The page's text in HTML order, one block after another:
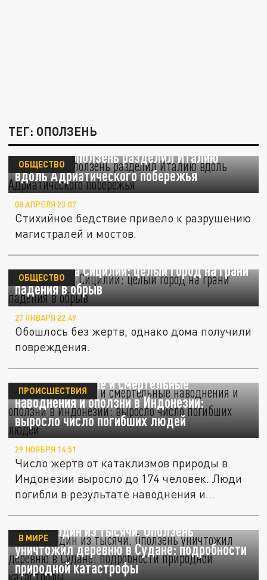
ТЕГ: ОПОЛЗЕНЬ
Огромный оползень разделил Италию
вдоль Адриатического побережья
ОБЩЕСТВО
08 АПРЕЛЯ 23:07
Стихийное бедствие привело к разрушению
магистралей и мостов.
Оползень на Сицилии: целый город на грани
падения в обрыв
ОБЩЕСТВО
27 ЯНВАРЯ 22:49
Обошлось без жертв, однако дома получили
повреждения.
Разрушительные и смертельные
наводнения и оползни в Индонезии:
выросло число погибших людей
ПРОИСШЕСТВИЯ
29 НОЯБРЯ 14:51
Число жертв от катаклизмов природы в
Индонезии выросло до 174 человек. Люди
погибли в результате наводнения и...
Выжил один из тысячи. Оползень
уничтожил деревню в Судане: подробности
природной катастрофы
В МИРЕ